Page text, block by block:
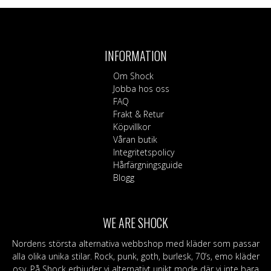
var:
är:
har
De
olika
alternativen
väljas
produktsidan
INFORMATION
Om Shock
Jobba hos oss
FAQ
Frakt & Retur
Köpvillkor
Våran butik
Integritetspolicy
Hårfärgningsguide
Blogg
WE ARE SHOCK
Nordens största alternativa webbshop med kläder som passar
alla olika unika stilar. Rock, punk, goth, burlesk, 70’s, emo kläder